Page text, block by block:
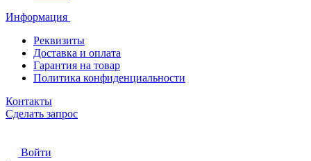
Информация
Реквизиты
Доставка и оплата
Гарантия на товар
Политика конфиденциальности
Контакты
Сделать запрос
Войти